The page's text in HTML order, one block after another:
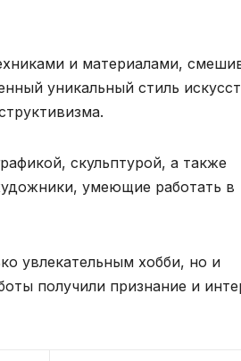
и материалами,
уникальный стиль
скульптурой, а также
умеющие работать в
увлекательным хобби, но и
получили признание и